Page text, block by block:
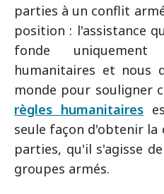
parties à un conflit
position : l'assistance
fonde
humanitaires et nous
monde pour souligner
règles humanitaires
seule façon d'obtenir la
parties, qu'il s'agisse
groupes armés.